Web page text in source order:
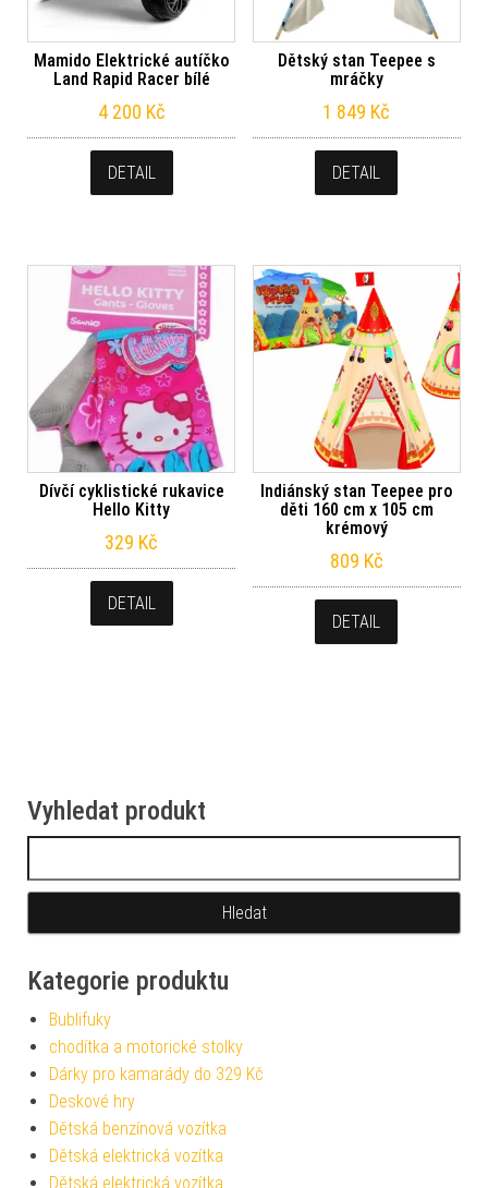
Mamido Elektrické autíčko
Land Rapid Racer bílé
4 200 Kč
DETAIL
Dětský stan Teepee s
mráčky
1 849 Kč
DETAIL
Dívčí cyklistické rukavice
Hello Kitty
329 Kč
DETAIL
Indiánský stan Teepee pro
děti 160 cm x 105 cm
krémový
809 Kč
DETAIL
Vyhledat produkt
Kategorie produktu
Bublifuky
chodítka a motorické stolky
Dárky pro kamarády do 329 Kč
Deskové hry
Dětská benzínová vozítka
Dětská elektrická vozítka
Dětská elektrická vozítka